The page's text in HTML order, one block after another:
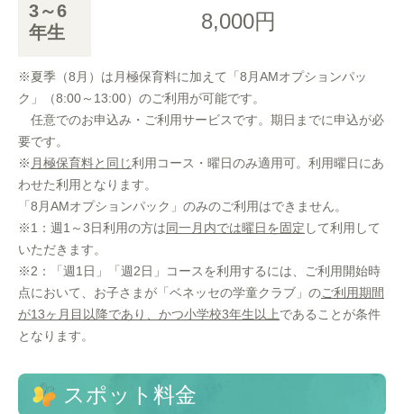
3～6
年生
8,000円
※夏季（8月）は月極保育料に加えて「8月AMオプションパッ
ク」（8:00～13:00）のご利用が可能です。
任意でのお申込み・ご利用サービスです。期日までに申込が必
要です。
※ 月極保育料と同じ利用コース・曜日のみ適用可。利用曜日にあ
わせた利用となります。
「8月AMオプションパック」のみのご利用はできません。
※1：週1～3日利用の方は同一月内では曜日を固定 して利用して
いただきます。
※2：「週1日」「週2日」コースを利用するには、ご利用開始時
点において、お子さまが「ベネッセの学童クラブ」のご利用期間
が13ヶ月目以降であり、かつ小学校3年生以上であることが条件
となります。
スポット料金